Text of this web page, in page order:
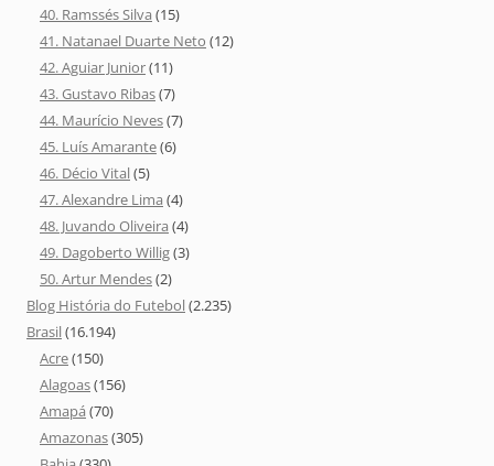
40. Ramssés Silva (15)
41. Natanael Duarte Neto (12)
42. Aguiar Junior(11)
43. Gustavo Ribas(7)
44. Maurício Neves(7)
45. Luís Amarante(6)
46. Décio Vital(5)
47. Alexandre Lima (4)
48. Juvando Oliveira (4)
49. Dagoberto Willig(3)
50. Artur Mendes(2)
Blog História do Futebol(2.235)
Brasil(16.194)
Acre(150)
Alagoas(156)
Amapá (70)
Amazonas(305)